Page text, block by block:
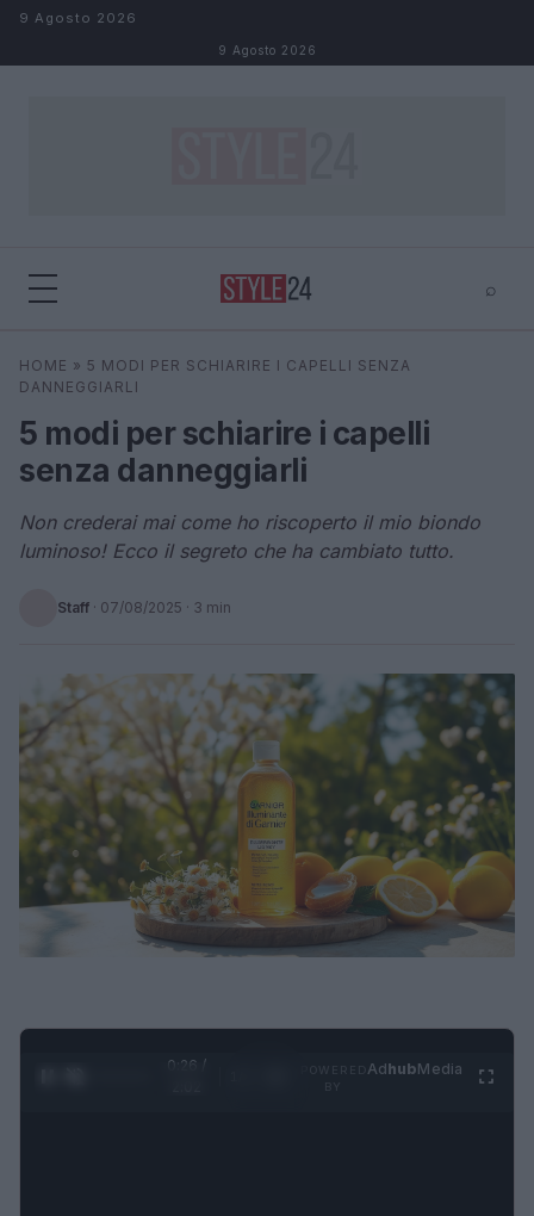
Salta al contenuto
9 Agosto 2026
9 Agosto 2026
⌕
Cerca
HOME » 5 MODI PER SCHIARIRE I CAPELLI SENZA
DANNEGGIARLI
5 modi per schiarire i capelli
senza danneggiarli
Non crederai mai come ho riscoperto il mio biondo
luminoso! Ecco il segreto che ha cambiato tutto.
Staff · 07/08/2025 · 3 min
0:27 /
AdhubMedia